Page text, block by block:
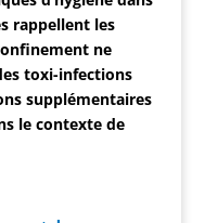
rappellent les
ne
toxi-infections
supplémentaires
le contexte de